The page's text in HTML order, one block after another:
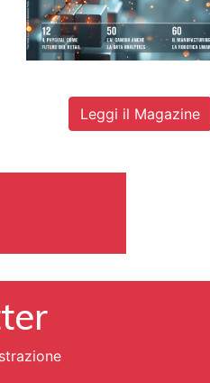
Leggi il Magazine